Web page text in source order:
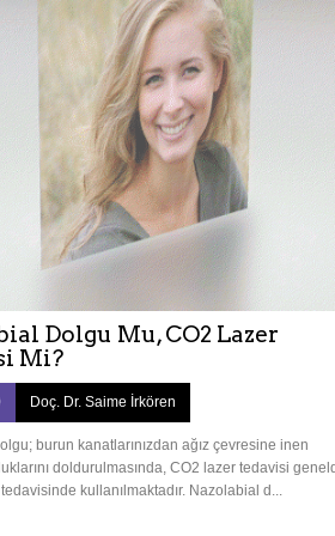
Dolgu Mu, CO2 Lazer
Mi?
Doç. Dr. Saime İrkören
burun kanatlarınızdan ağız çevresine inen
doldurulmasında, CO2 lazer tedavisi
tedavisinde kullanılmaktadır. Nazolabial d...